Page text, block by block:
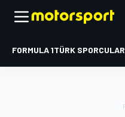
FORMULA 1TÜRK SPORCULAR